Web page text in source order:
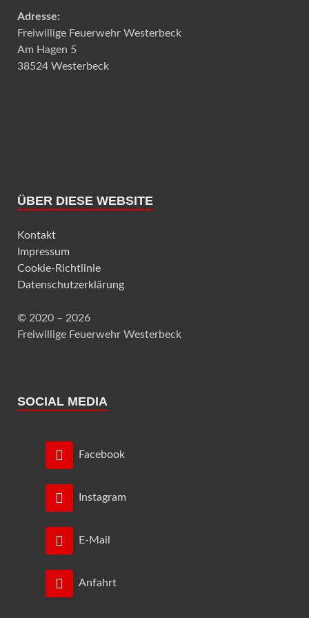
Adresse:
Freiwillige Feuerwehr Westerbeck
Am Hagen 5
38524 Westerbeck
ÜBER DIESE WEBSITE
Kontakt
Impressum
Cookie-Richtlinie
Datenschutzerklärung
© 2020 – 2026
Freiwillige Feuerwehr Westerbeck
SOCIAL MEDIA
Facebook
Instagram
E-Mail
Anfahrt